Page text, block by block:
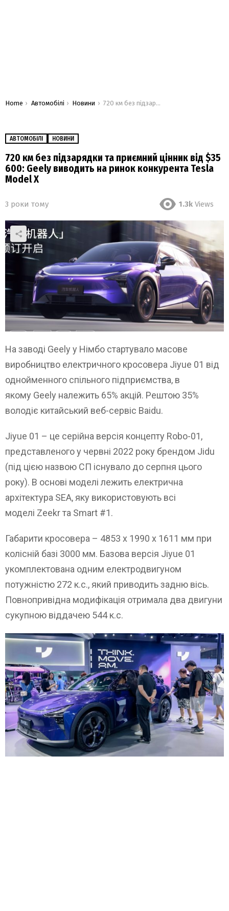
You are here:
Home Автомобілі Новини 720 км без підзарядки та приємний цінник від $35 600: Geely виводить на ринок конкурента Tesla Model X
АВТОМОБІЛІ НОВИНИ
720 км без підзарядки та приємний цінник від $35
600: Geely виводить на ринок конкурента Tesla
Model X
3 роки тому 1.3k Views
На заводі Geely у Німбо стартувало масове
виробництво електричного кросовера Jiyue 01 від
однойменного спільного підприємства, в
якому Geely належить 65% акцій. Рештою 35%
володіє китайський веб-сервіс Baidu.
Jiyue 01 – це серійна версія концепту Robo-01,
представленого у червні 2022 року брендом Jidu
(під цією назвою СП існувало до серпня цього
року). В основі моделі лежить електрична
архітектура SEA, яку використовують всі
моделі Zeekr та Smart #1.
Габарити кросовера – 4853 х 1990 х 1611 мм при
колісній базі 3000 мм. Базова версія Jiyue 01
укомплектована одним електродвигуном
потужністю 272 к.с., який приводить задню вісь.
Повнопривідна модифікація отримала два двигуни
сукупною віддачею 544 к.с.